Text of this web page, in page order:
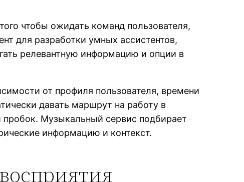
чтобы ожидать команд пользователя,
для разработки умных ассистентов,
релевантную информацию и опции в
от профиля пользователя, времени
давать маршрут на работу в
пробок. Музыкальный сервис подбирает
информацию и контекст.